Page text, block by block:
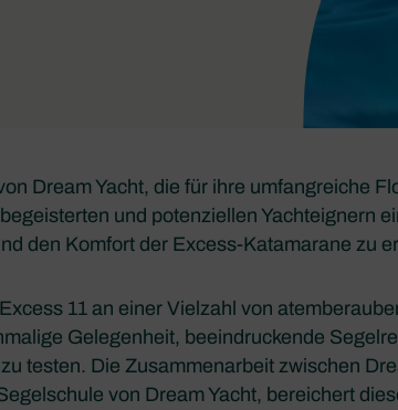
Dream Yacht, die für ihre umfangreiche
und potenziellen Yachteignern
den Komfort der Excess-Katamarane zu
11 an einer Vielzahl von
Gelegenheit, beeindruckende
testen. Die Zusammenarbeit zwischen
von Dream Yacht, bereichert